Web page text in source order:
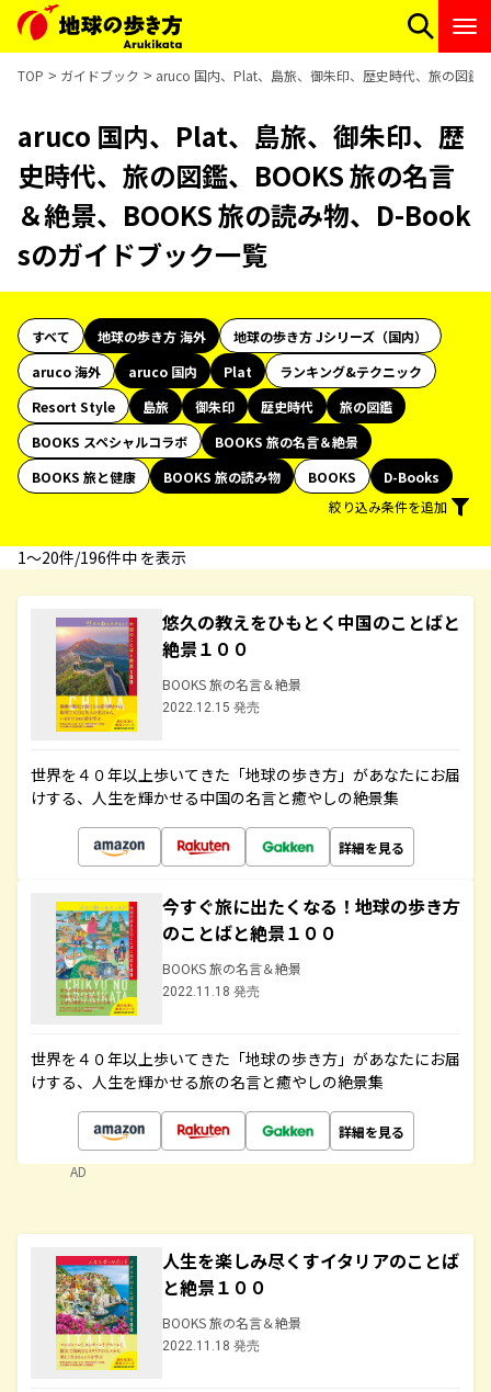
TOP ガイドブック aruco 国内、Plat、島旅、御朱印、歴史時代、旅の図鑑
aruco 国内、Plat、島旅、御朱印、歴
史時代、旅の図鑑、BOOKS 旅の名言
＆絶景、BOOKS 旅の読み物、D-Book
sのガイドブック一覧
すべて 地球の歩き方 海外
地球の歩き方 Jシリーズ（国内）
aruco 海外
aruco 国内 Plat
ランキング&テクニック
Resort Style
島旅 御朱印 歴史時代
旅の図鑑
BOOKS スペシャルコラボ
BOOKS 旅の名言＆絶景
BOOKS 旅と健康
BOOKS 旅の読み物 BOOKS
D-Books
絞り込み条件を追加
1〜20件/196件中 を表示
悠久の教えをひもとく中国のことばと
絶景１００
BOOKS 旅の名言＆絶景
2022.12.15 発売
世界を４０年以上歩いてきた「地球の歩き方」があなたにお届
けする、人生を輝かせる中国の名言と癒やしの絶景集
詳細を見る
今すぐ旅に出たくなる！地球の歩き方
のことばと絶景１００
BOOKS 旅の名言＆絶景
2022.11.18 発売
世界を４０年以上歩いてきた「地球の歩き方」があなたにお届
けする、人生を輝かせる旅の名言と癒やしの絶景集
詳細を見る
AD
人生を楽しみ尽くすイタリアのことば
と絶景１００
BOOKS 旅の名言＆絶景
2022.11.18 発売